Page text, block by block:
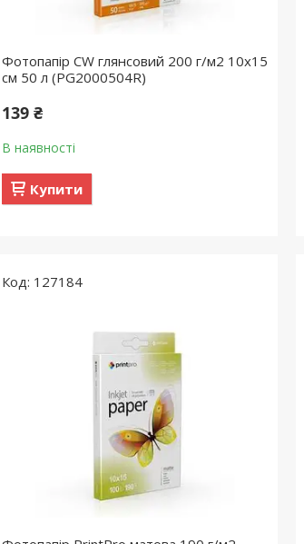
Фотопапір CW глянсовий 200 г/м2 10х15
см 50 л (PG2000504R)
139 ₴
В наявності
Купити
127184